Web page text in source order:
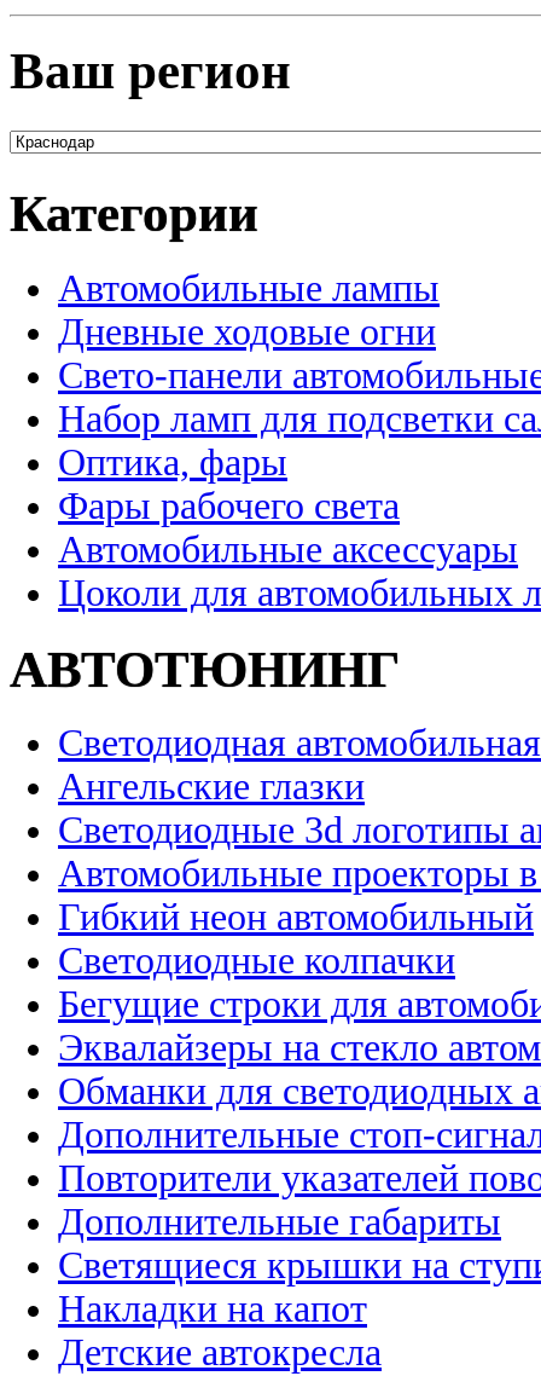
Ваш регион
Категории
Автомобильные лампы
Дневные ходовые огни
Свето-панели
Набор ламп для подсветки
Оптика, фары
Фары рабочего света
Автомобильные аксессуары
Цоколи для автомобильных
АВТОТЮНИНГ
Светодиодная
Ангельские глазки
Светодиодные 3d логотипы
Автомобильные проекторы
Гибкий неон автомобильный
Светодиодные колпачки
Бегущие строки для
Эквалайзеры на стекло
Обманки для светодиодных
Дополнительные стоп-
Повторители указателей
Дополнительные габариты
Светящиеся крышки на
Накладки на капот
Детские автокресла